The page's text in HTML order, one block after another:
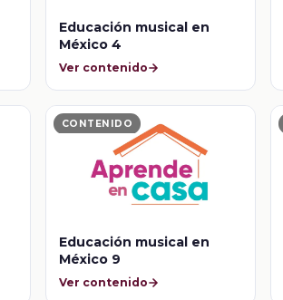
Educación musical en
México 4
Ver contenido
CONTENIDO
Educación musical en
México 9
Ver contenido